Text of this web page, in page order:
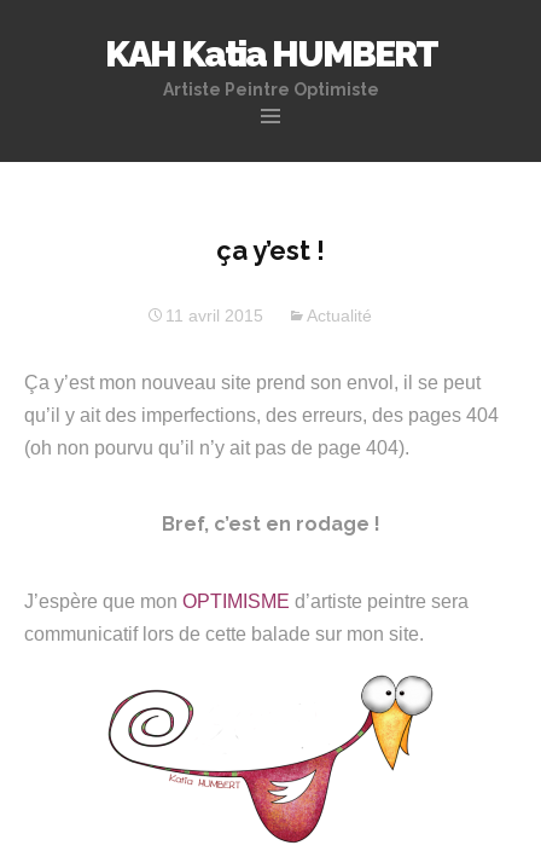
KAH Katia HUMBERT
Artiste Peintre Optimiste
principal
ça y’est !
11 avril 2015 Actualité
Ça y’est mon nouveau site prend son envol, il se peut
qu’il y ait des imperfections, des erreurs, des pages 404
(oh non pourvu qu’il n’y ait pas de page 404).
Bref, c’est en rodage !
J’espère que mon OPTIMISME d’artiste peintre sera
communicatif lors de cette balade sur mon site.